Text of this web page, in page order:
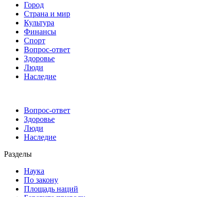
Город
Страна и мир
Культура
Финансы
Спорт
Вопрос-ответ
Здоровье
Люди
Наследие
Вопрос-ответ
Здоровье
Люди
Наследие
Разделы
Наука
По закону
Площадь наций